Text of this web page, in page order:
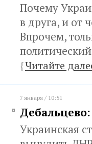
Почему
в друга, и от
Впрочем,
{Читайте
7 января / 10:51
Украинская